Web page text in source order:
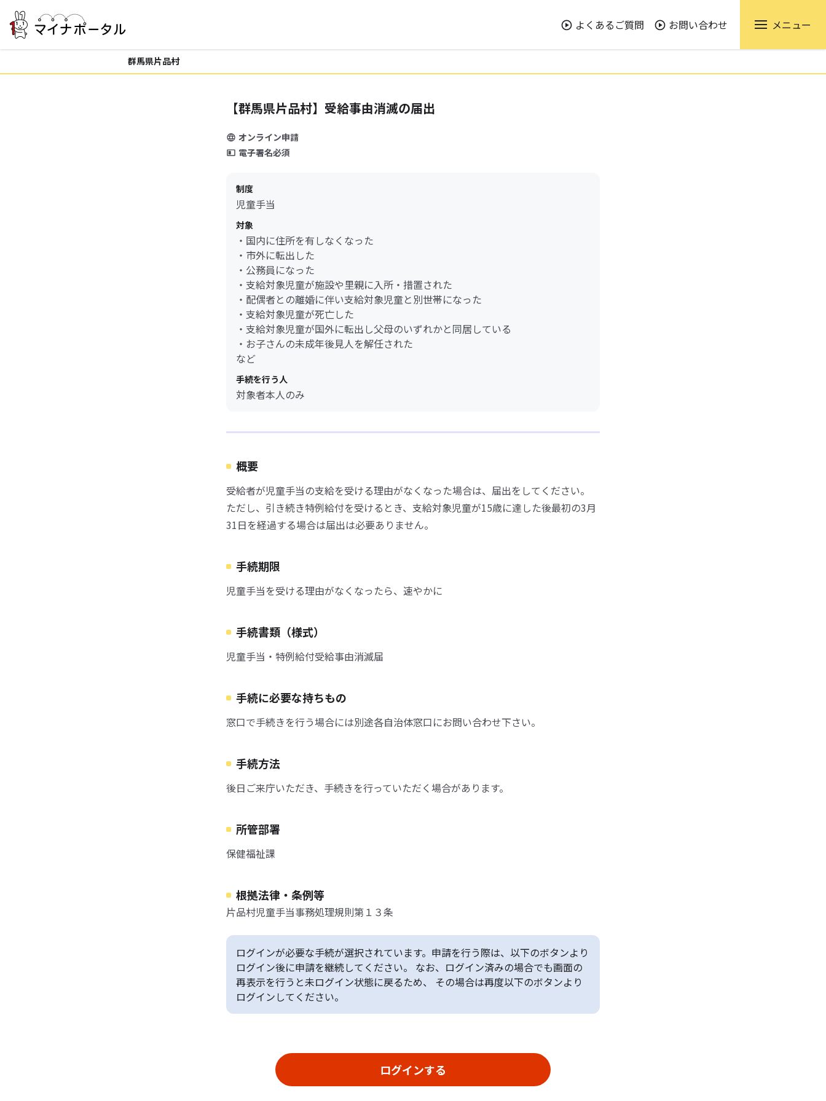
よくあるご質問 お問い合わせ メニュー
群馬県片品村
【群馬県片品村】受給事由消滅の届出
オンライン申請
電子署名必須
制度
児童手当
対象
・国内に住所を有しなくなった
・市外に転出した
・公務員になった
・支給対象児童が施設や里親に入所・措置された
・配偶者との離婚に伴い支給対象児童と別世帯になった
・支給対象児童が死亡した
・支給対象児童が国外に転出し父母のいずれかと同居している
・お子さんの未成年後見人を解任された
など
手続を行う人
対象者本人のみ
概要
受給者が児童手当の支給を受ける理由がなくなった場合は、届出をしてください。
ただし、引き続き特例給付を受けるとき、支給対象児童が15歳に達した後最初の3月
31日を経過する場合は届出は必要ありません。
手続期限
児童手当を受ける理由がなくなったら、速やかに
手続書類（様式）
児童手当・特例給付受給事由消滅届
手続に必要な持ちもの
窓口で手続きを行う場合には別途各自治体窓口にお問い合わせ下さい。
手続方法
後日ご来庁いただき、手続きを行っていただく場合があります。
所管部署
保健福祉課
根拠法律・条例等
片品村児童手当事務処理規則第１３条
ログインが必要な手続が選択されています。申請を行う際は、以下のボタンより
ログイン後に申請を継続してください。 なお、ログイン済みの場合でも画面の
再表示を行うと未ログイン状態に戻るため、 その場合は再度以下のボタンより
ログインしてください。